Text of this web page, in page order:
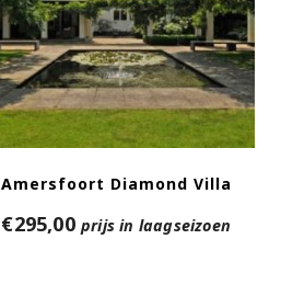
Amersfoort Diamond Villa
€295,00 prijs in laagseizoen